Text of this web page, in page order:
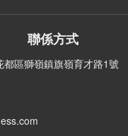
聯係方式
都區獅嶺鎮旗嶺育才路1號